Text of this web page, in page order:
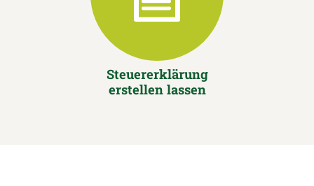
Steuererklärung
erstellen lassen